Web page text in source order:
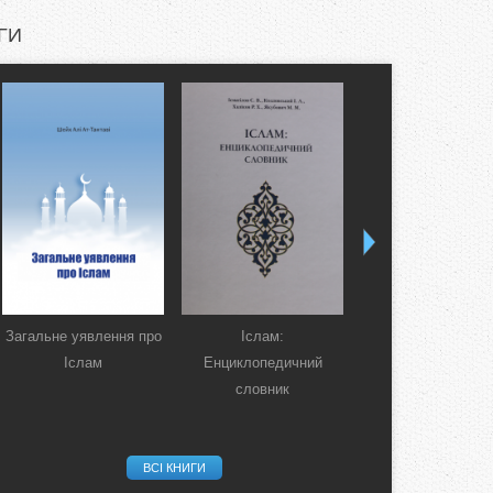
Загальне уявлення про
Іслам
Іслам:
Енциклопедичний
словник
Коран.
ВСІ КНИГИ